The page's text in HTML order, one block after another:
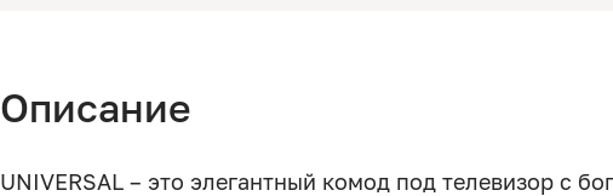
Описание
UNIVERSAL – это элегантный комод под телевизор с